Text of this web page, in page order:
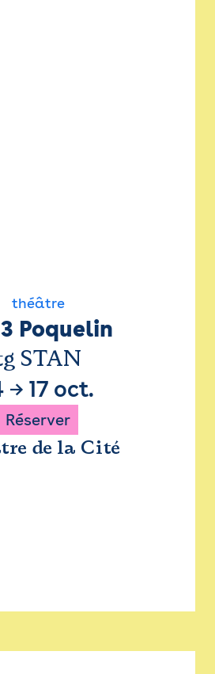
théâtre
3 Poquelin
STAN
→ 17 oct.
Réserver
de la Cité